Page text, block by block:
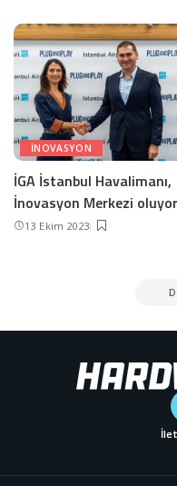
INOVASYON
İGA İstanbul Havalimanı,
İnovasyon Merkezi oluyor
13 Ekim 2023